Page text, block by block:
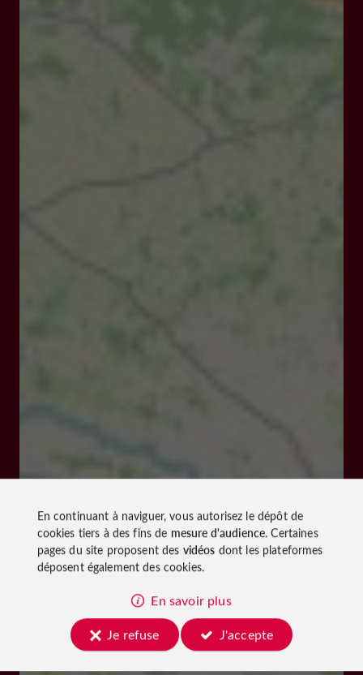
En continuant à naviguer, vous autorisez le dépôt de
cookies tiers à des fins de mesure d'audience. Certaines
pages du site proposent des vidéos dont les plateformes
déposent également des cookies.
En savoir plus
Je refuse
J'accepte